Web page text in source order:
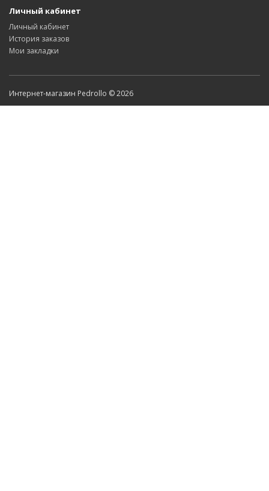
Личный кабинет
Личный кабинет
История заказов
Мои закладки
Интернет-магазин Pedrollo © 2026